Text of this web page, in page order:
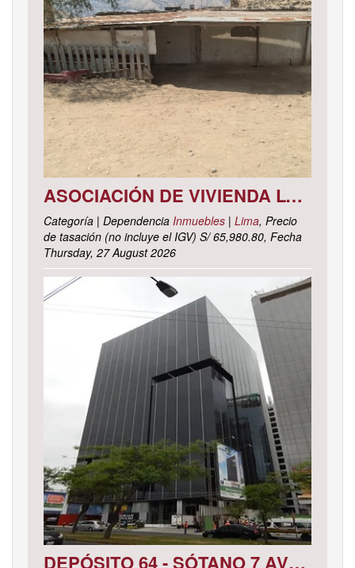
ASOCIACIÓN DE VIVIENDA LOS CACTUS MZ. C LOTE 9, DISTRITO DE PACHACAMAC, PROVINCIA Y DEPARTAMENTO DE LIMA
Categoría | Dependencia Inmuebles | Lima, Precio
de tasación (no incluye el IGV) S/ 65,980.80, Fecha
Thursday, 27 August 2026
DEPÓSITO 64 - SÓTANO 7 AVENIDA CIRCUNVALACIÓN DEL CLUB GOLF LOS INCAS N° 152 URBANIZACIÓN LOTIZACIÓN CLUB GOLF LOS INCAS DISTRITO SANTIAGO DE SURCO, PROVINCIA Y DEPARTAMENTO DE LIMA